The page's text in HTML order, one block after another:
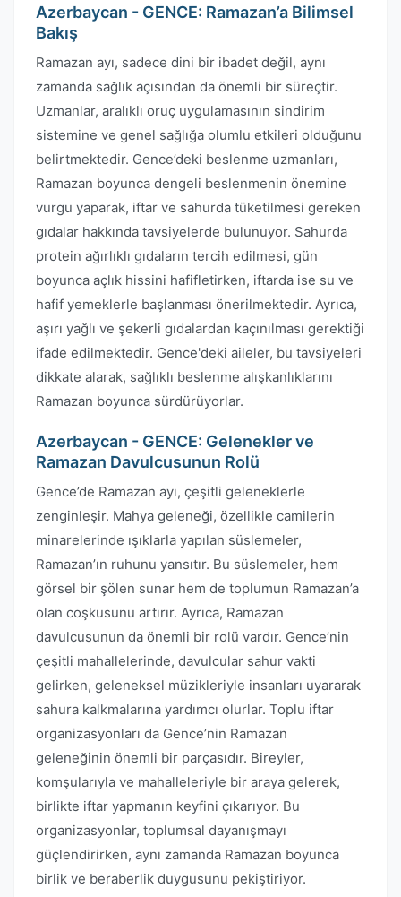
Azerbaycan - GENCE: Ramazan’a Bilimsel
Bakış
Ramazan ayı, sadece dini bir ibadet değil, aynı
zamanda sağlık açısından da önemli bir süreçtir.
Uzmanlar, aralıklı oruç uygulamasının sindirim
sistemine ve genel sağlığa olumlu etkileri olduğunu
belirtmektedir. Gence’deki beslenme uzmanları,
Ramazan boyunca dengeli beslenmenin önemine
vurgu yaparak, iftar ve sahurda tüketilmesi gereken
gıdalar hakkında tavsiyelerde bulunuyor. Sahurda
protein ağırlıklı gıdaların tercih edilmesi, gün
boyunca açlık hissini hafifletirken, iftarda ise su ve
hafif yemeklerle başlanması önerilmektedir. Ayrıca,
aşırı yağlı ve şekerli gıdalardan kaçınılması gerektiği
ifade edilmektedir. Gence'deki aileler, bu tavsiyeleri
dikkate alarak, sağlıklı beslenme alışkanlıklarını
Ramazan boyunca sürdürüyorlar.
Azerbaycan - GENCE: Gelenekler ve
Ramazan Davulcusunun Rolü
Gence’de Ramazan ayı, çeşitli geleneklerle
zenginleşir. Mahya geleneği, özellikle camilerin
minarelerinde ışıklarla yapılan süslemeler,
Ramazan’ın ruhunu yansıtır. Bu süslemeler, hem
görsel bir şölen sunar hem de toplumun Ramazan’a
olan coşkusunu artırır. Ayrıca, Ramazan
davulcusunun da önemli bir rolü vardır. Gence’nin
çeşitli mahallelerinde, davulcular sahur vakti
gelirken, geleneksel müzikleriyle insanları uyararak
sahura kalkmalarına yardımcı olurlar. Toplu iftar
organizasyonları da Gence’nin Ramazan
geleneğinin önemli bir parçasıdır. Bireyler,
komşularıyla ve mahalleleriyle bir araya gelerek,
birlikte iftar yapmanın keyfini çıkarıyor. Bu
organizasyonlar, toplumsal dayanışmayı
güçlendirirken, aynı zamanda Ramazan boyunca
birlik ve beraberlik duygusunu pekiştiriyor.